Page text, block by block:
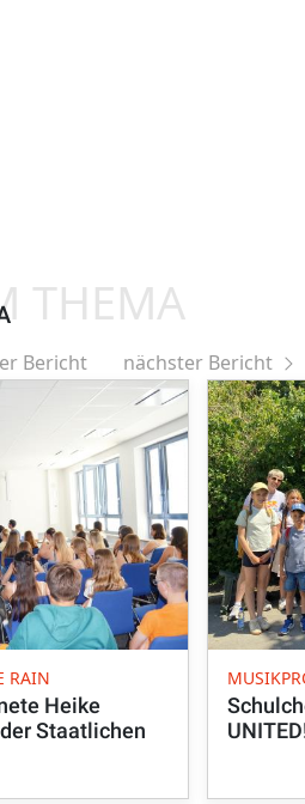
THEMA
Bericht nächster Bericht
RAIN
Heike
Staatlichen